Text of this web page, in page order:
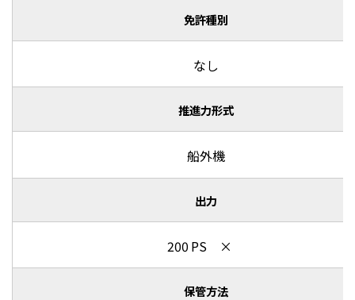
免許種別
なし
推進力形式
船外機
出力
200 PS ×
保管方法